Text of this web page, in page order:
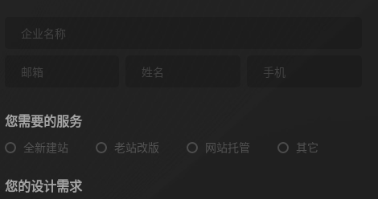
您需要的服务
全新建站 老站改版 网站托管 其它
您的设计需求